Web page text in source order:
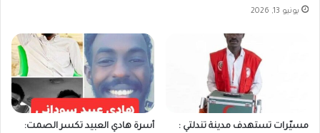
يونيو 13, 2026
مسيّرات تستهدف مدينة تندلتي :
أسرة هادي العبيد تكسر الصمت: